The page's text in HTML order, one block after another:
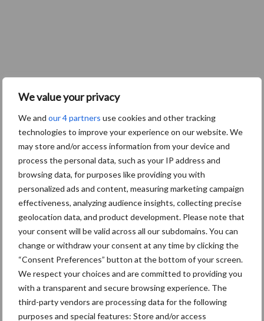
We value your privacy
We and our 4 partners use cookies and other tracking
technologies to improve your experience on our website. We
may store and/or access information from your device and
process the personal data, such as your IP address and
browsing data, for purposes like providing you with
personalized ads and content, measuring marketing campaign
effectiveness, analyzing audience insights, collecting precise
geolocation data, and product development. Please note that
your consent will be valid across all our subdomains. You can
change or withdraw your consent at any time by clicking the
“Consent Preferences” button at the bottom of your screen.
We respect your choices and are committed to providing you
with a transparent and secure browsing experience. The
third-party vendors are processing data for the following
purposes and special features: Store and/or access
Zoeken...
Zoek
Recente berichten
“Hoge verwachtingen van schijven voor kouters”
Albourgh Tyres breidt uit naar nieuwe marktsegmenten
Caterpillar breidt gamma elektrische bulldozers uit
Komatsu HM460-6 knikdumper legt lat opnieuw hoger
Nieuwe compacte gedragen pootcombinatie van AVR